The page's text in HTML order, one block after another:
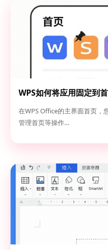
WPS如何将应用固定到
在WPS Office的主界面首页，
管理首页等操作…